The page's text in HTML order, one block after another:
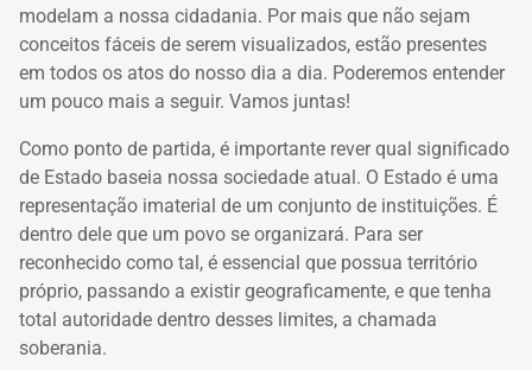
modelam a nossa cidadania. Por mais que não sejam
conceitos fáceis de serem visualizados, estão presentes
em todos os atos do nosso dia a dia. Poderemos entender
um pouco mais a seguir. Vamos juntas!
Como ponto de partida, é importante rever qual significado
de Estado baseia nossa sociedade atual. O Estado é uma
representação imaterial de um conjunto de instituições. É
dentro dele que um povo se organizará. Para ser
reconhecido como tal, é essencial que possua território
próprio, passando a existir geograficamente, e que tenha
total autoridade dentro desses limites, a chamada
soberania.